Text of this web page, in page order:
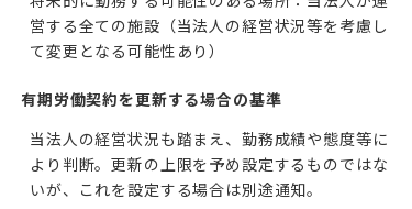
営する全ての施設（当法人の経営状況等を考慮し
て変更となる可能性あり）
有期労働契約を更新する場合の基準
当法人の経営状況も踏まえ、勤務成績や態度等に
より判断。更新の上限を予め設定するものではな
いが、これを設定する場合は別途通知。